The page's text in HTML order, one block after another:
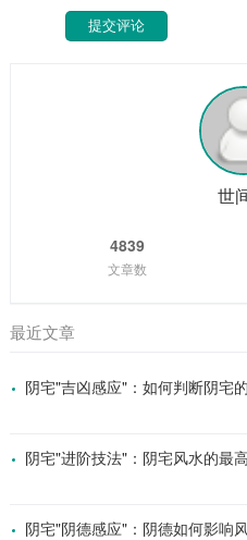
提交评论
世
4839
文章数
最近文章
阴宅"吉凶感应"：如何判断阴宅
阴宅"进阶技法"：阴宅风水的
阴宅"阴德感应"：阴德如何影响